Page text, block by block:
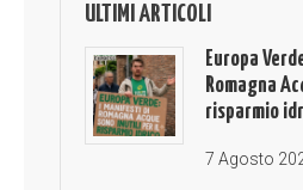
ULTIMI ARTICOLI
Europa
Romagna
risparmio
7 Agosto